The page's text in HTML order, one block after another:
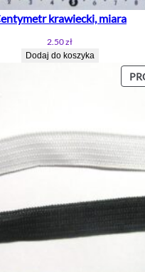
krawiecki, miara
2.50zł
Dodaj do koszyka